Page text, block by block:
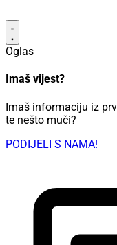
Oglas
Imaš vijest?
Imaš informaciju iz
te nešto muči?
PODIJELI S NAMA!